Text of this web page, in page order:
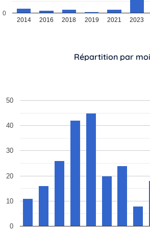
2014 2016 2018 2019 2021 2023
0
Répartition par
0
10
20
30
40
50